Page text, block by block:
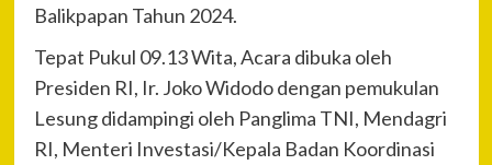
Balikpapan Tahun 2024.
Tepat Pukul 09.13 Wita, Acara dibuka oleh
Presiden RI, Ir. Joko Widodo dengan pemukulan
Lesung didampingi oleh Panglima TNI, Mendagri
RI, Menteri Investasi/Kepala Badan Koordinasi